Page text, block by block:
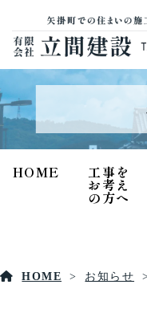
HOME 工事を
お考え
の方へ
HOME お知らせ